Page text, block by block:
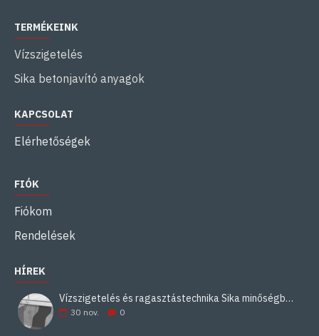
TERMÉKEINK
Vízszigetelés
Sika betonjavító anyagok
KAPCSOLAT
Elérhetőségek
FIÓK
Fiókom
Rendelések
HÍREK
Vízszigetelés és ragasztástechnika Sika minőségben
30 nov. 0